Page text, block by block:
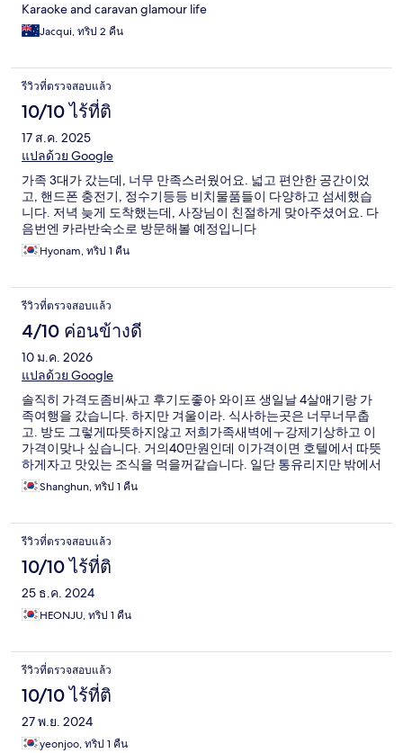
Karaoke and caravan glamour life
Jacqui, ทริป 2 คืน
รีวิวที่ตรวจสอบแล้ว
10/10 ไร้ที่ติ
17 ส.ค. 2025
แปลด้วย Google
가족 3대가 갔는데, 너무 만족스러웠어요. 넓고 편안한 공간이었
고, 핸드폰 충전기, 정수기등등 비치물품들이 다양하고 섬세했습
니다. 저녁 늦게 도착했는데, 사장님이 친절하게 맞아주셨어요. 다
음번엔 카라반숙소로 방문해볼 예정입니다
Hyonam, ทริป 1 คืน
รีวิวที่ตรวจสอบแล้ว
4/10 ค่อนข้างดี
10 ม.ค. 2026
แปลด้วย Google
솔직히 가격도좀비싸고 후기도좋아 와이프 생일날 4살애기랑 가
족여행을 갔습니다. 하지만 겨울이라. 식사하는곳은 너무너무춥
고. 방도 그렇게따뜻하지않고 저희가족새벽에ㅜ강제기상하고 이
가격이맞나 싶습니다. 거의40만원인데 이가격이면 호텔에서 따뜻
하게자고 맛있는 조식을 먹을꺼같습니다. 일단 통유리지만 밖에서
다보입니다. 글고 숯불이안되니 차라리 식사를하고 숙소를가세
요. 정말 겨울에는 비추천입니다.
Shanghun, ทริป 1 คืน
รีวิวที่ตรวจสอบแล้ว
10/10 ไร้ที่ติ
25 ธ.ค. 2024
HEONJU, ทริป 1 คืน
รีวิวที่ตรวจสอบแล้ว
10/10 ไร้ที่ติ
27 พ.ย. 2024
yeonjoo, ทริป 1 คืน